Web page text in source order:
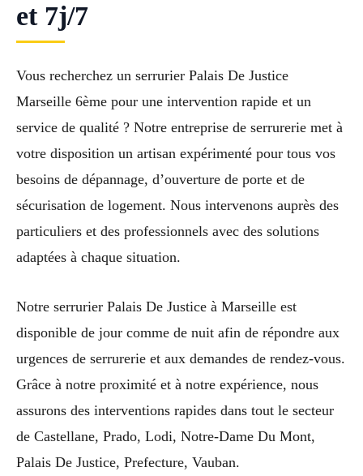
et 7j/7
Vous recherchez un serrurier Palais De Justice
Marseille 6ème pour une intervention rapide et un
service de qualité ? Notre entreprise de serrurerie met à
votre disposition un artisan expérimenté pour tous vos
besoins de dépannage, d’ouverture de porte et de
sécurisation de logement. Nous intervenons auprès des
particuliers et des professionnels avec des solutions
adaptées à chaque situation.
Notre serrurier Palais De Justice à Marseille est
disponible de jour comme de nuit afin de répondre aux
urgences de serrurerie et aux demandes de rendez-vous.
Grâce à notre proximité et à notre expérience, nous
assurons des interventions rapides dans tout le secteur
de Castellane, Prado, Lodi, Notre-Dame Du Mont,
Palais De Justice, Prefecture, Vauban.